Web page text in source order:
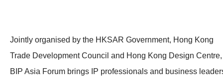
Jointly organised by the HKSAR Government, Hong Kong
Trade Development Council and Hong Kong Design Centre,
BIP Asia Forum brings IP professionals and business